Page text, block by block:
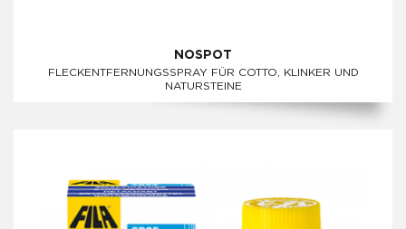
NOSPOT
FLECKENTFERNUNGSSPRAY FÜR COTTO, KLINKER UND
NATURSTEINE